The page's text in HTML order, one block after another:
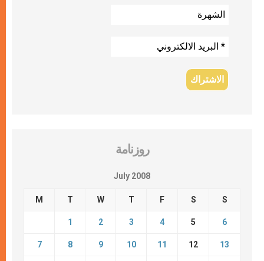
روزنامة
July 2008
M T W T F S S
1 2 3 4 5 6
7 8 9 10 11 12 13